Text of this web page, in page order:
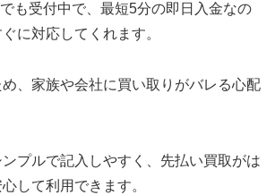
も受付中で、最短5分の即日入金なの
に対応してくれます。
、家族や会社に買い取りがバレる心配
プルで記入しやすく、先払い買取がは
して利用できます。